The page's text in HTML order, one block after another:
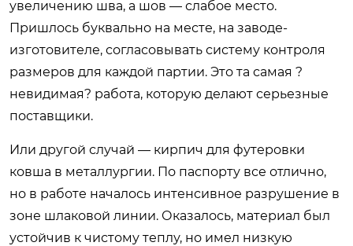
увеличению шва, а шов — слабое место.
Пришлось буквально на месте, на заводе-
изготовителе, согласовывать систему контроля
размеров для каждой партии. Это та самая ?
невидимая? работа, которую делают серьезные
поставщики.
Или другой случай — кирпич для футеровки
ковша в металлургии. По паспорту все отлично,
но в работе началось интенсивное разрушение в
зоне шлаковой линии. Оказалось, материал был
устойчив к чистому теплу, но имел низкую